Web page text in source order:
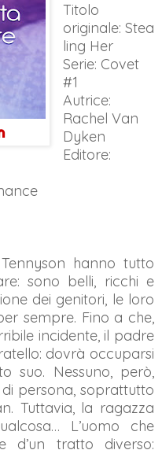
Titolo
originale: Stea
ling Her
Serie: Covet
#1
Autrice:
Rachel Van
Dyken
Editore:
hanno tutto
sono belli, ricchi e
dei genitori, le loro
sempre. Fino a che,
incidente, il padre
dovrà occuparsi
suo. Nessuno, però,
persona, soprattutto
Tuttavia, la ragazza
L’uomo che
d’un tratto diverso: